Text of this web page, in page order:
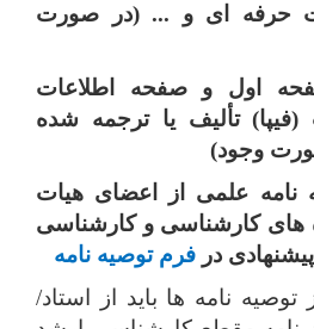
حرفه ای و ... (در صورت
اول و صفحه اطلاعات
تألیف یا ترجمه شده
وجود)
2 توصیه نامه علمی از اعضای هیات
­های کارشناسی و کارشناسی
در فرم توصیه نامه
نامه­ ها باید از استاد/